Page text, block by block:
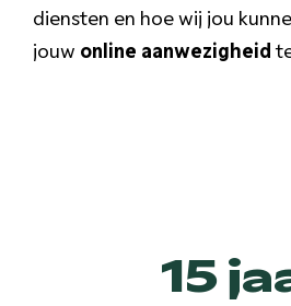
diensten en hoe wij jou
jouw online aanwezigheid
15